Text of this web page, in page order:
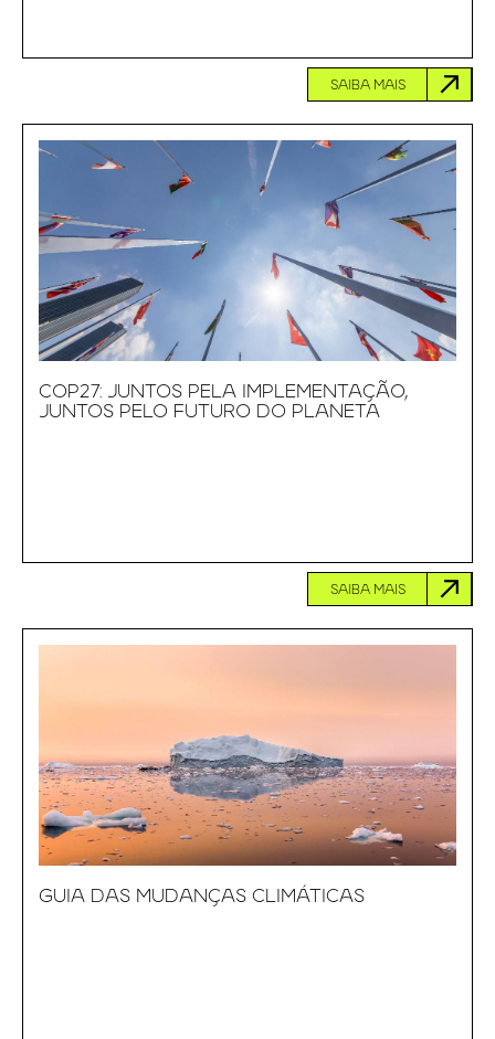
SAIBA MAIS
COP27: JUNTOS PELA IMPLEMENTAÇÃO,
JUNTOS PELO FUTURO DO PLANETA
SAIBA MAIS
GUIA DAS MUDANÇAS CLIMÁTICAS